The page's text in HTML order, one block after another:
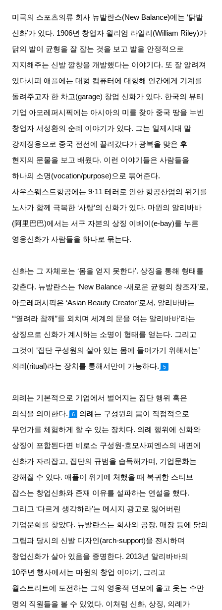
미국의 스포츠의류 회사 뉴발란스(New Balance)에는 ‘닭발
신화’가 있다. 1906년 창업자 윌리엄 라일리 (William Riley)가
닭의 발이 균형을 잘 잡는 것을 보고 발을 안정적으로
지지해주는 신발 깔창을 개발했다는 이야기다. 또 잘 알려져
있다시피 애플에는 대형 컴퓨터에 대항해 인간에게 기계를
돌려주고자 한 차고(garage) 창업 신화가 있다. 한국의 뷰티
기업 아모레퍼시픽에는 아시아의 미를 찾아 중국 땅을 누빈
창업자 서성환의 순례 이야기가 있다. 그는 일제시대 말
강제징용으로 중국 전선에 끌려갔다가 광복을 맞은 후
현지의 문물을 보고 배웠다. 이런 이야기들은 사람들을
하나의 소명(vocation/purpose)으로 묶어준다.
사우스웨스트항공에는 9·11테러로 인한 항공산업의 위기를
노사가 함께 극복한 ‘사랑’의 신화가 있다. 마윈의 알리바바
(阿里巴巴)에서는 서구 자본의 상징 이베이 (e-bay)를 누른
영웅신화가 사람들을 하나로 묶는다.
신화는 그 자체로는 ‘몸을 얻지 못한다’.상징을 통해 형태를
갖춘다. 뉴발란스는 ‘New Balance -새로운 균형의 창조자’로,
아모레퍼시픽은 ‘Asian Beauty Creator’로서 , 알리바바는
‘“열려라 참깨”를 외치며 세계의 문을 여는 알리바바’라는
상징으로 신화가 계시하는 소명이 형태를 얻는다. 그리고
그것이
‘집단 구성원의 살아 있는 몸에 들어가기 위해서는’
의례 (ritual)라는 장치를 통해서만이 가능하다. 5
의례는 기본적으로 기업에서 벌어지는 집단 행위 혹은
의식을 의미한다. 6
의례는 구성원의 몸이 직접적으로
무언가를 체험하게 할 수 있는 장치다. 의례 행위에 신화와
상징이 포함된다면 비로소 구성원-호모사피엔스의 내면에
신화가 자리잡고, 집단의 규범을 습득해가며 , 기업문화는
강해질 수 있다.애플이 위기에 처했을 때 복귀한 스티브
잡스는 창업신화와 존재 이유를 설파하는 연설을 했다.
그리고 ‘다르게 생각하라’는 메시지 광고로 잃어버린
기업문화를 찾았다. 뉴발란스는 회사와 공장,매장 등에 닭의
그림과 당시의 신발 디자인 (arch-support)을 전시하며
창업신화가 살아 있음을 증명한다. 2013년 알리바바의
10주년 행사에서는 마윈의 창업 이야기 , 그리고
월스트리트에 도전하는 그의 영웅적 면모에 울고 웃는 수만
명의 직원들을 볼 수 있었다. 이처럼 신화,상징, 의례가